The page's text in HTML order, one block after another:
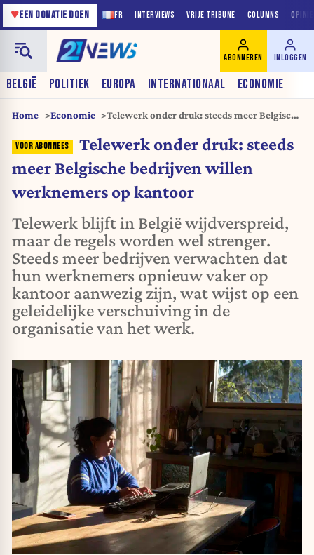
FR INTERVIEWS VRIJE TRIBUNE COLUMNS
♥EEN DONATIE DOEN
BELGIË POLITIEK EUROPA INTERNATIONAAL ECONOMIE
ABONNEREN INLOGGEN
Home Economie
Telewerk onder druk: steeds meer Belgische
Telewerk onder druk: steeds
meer Belgische bedrijven willen
werknemers op kantoor
Telewerk blijft in België wijdverspreid,
maar de regels worden wel strenger.
Steeds meer bedrijven verwachten dat
hun werknemers opnieuw vaker op
kantoor aanwezig zijn, wat wijst op een
geleidelijke verschuiving in de
organisatie van het werk.